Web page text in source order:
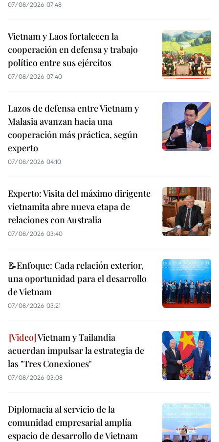
07/08/2026 07:48
Vietnam y Laos fortalecen la
cooperación en defensa y trabajo
político entre sus ejércitos
07/08/2026 07:40
Lazos de defensa entre Vietnam y
Malasia avanzan hacia una
cooperación más práctica, según
experto
07/08/2026 04:10
Experto: Visita del máximo dirigente
vietnamita abre nueva etapa de
relaciones con Australia
07/08/2026 03:40
📝Enfoque: Cada relación exterior,
una oportunidad para el desarrollo
de Vietnam
07/08/2026 03:21
Vietnam y Tailandia
acuerdan impulsar la estrategia de
las "Tres Conexiones"
07/08/2026 03:08
Diplomacia al servicio de la
comunidad empresarial amplía
espacio de desarrollo de Vietnam